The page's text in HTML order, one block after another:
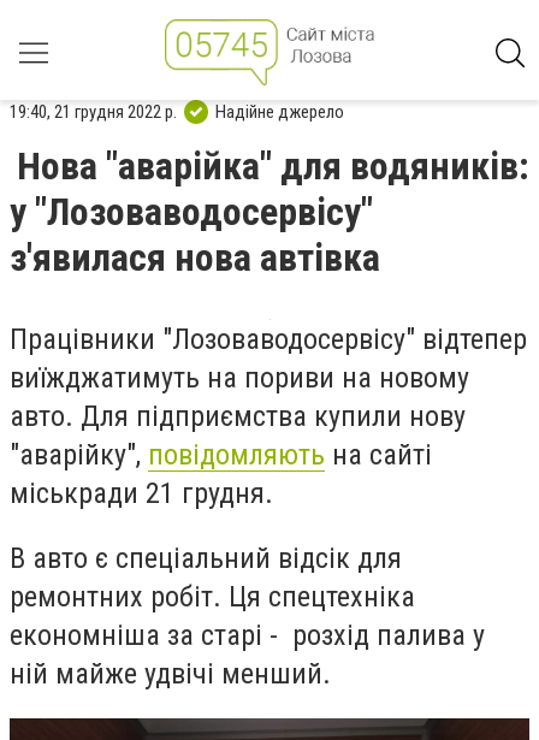
19:40, 21 грудня 2022 р. Надійне джерело
Нова "аварійка" для водяників:
у "Лозоваводосервісу"
з'явилася нова автівка
Працівники "Лозоваводосервісу" відтепер
виїжджатимуть на пориви на новому
авто. Для підприємства купили нову
"аварійку", повідомляють на сайті
міськради 21 грудня.
В авто є спеціальний відсік для
ремонтних робіт. Ця спецтехніка
економніша за старі - розхід палива у
ній майже удвічі менший.